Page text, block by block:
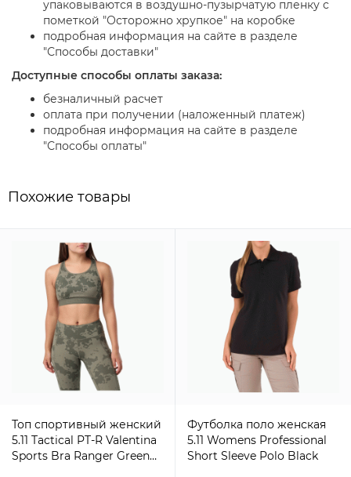
упаковываются в воздушно-пузырчатую пленку с
пометкой "Осторожно хрупкое" на коробке
подробная информация на сайте в разделе
"Способы доставки"
Доступные способы оплаты заказа:
безналичный расчет
оплата при получении (наложенный платеж)
подробная информация на сайте в разделе
"Способы оплаты"
Похожие товары
Топ спортивный женский
5.11 Tactical PT-R Valentina
Sports Bra Ranger Green
Футболка поло женская
5.11 Womens Professional
Short Sleeve Polo Black